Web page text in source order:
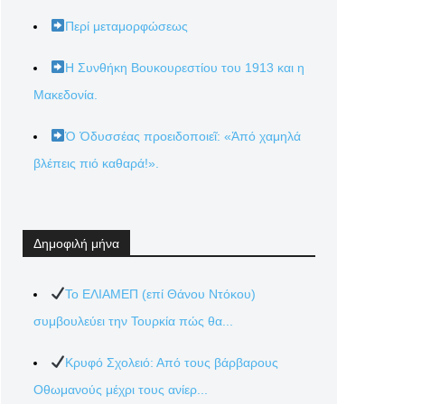
Περί μεταμορφώσεως
Η Συνθήκη Βουκουρεστίου του 1913 και η
Μακεδονία.
Ὁ Ὀδυσσέας προειδοποιεῖ: «Ἀπό χαμηλά
βλέπεις πιό καθαρά!».
Δημοφιλή μήνα
Το ΕΛΙΑΜΕΠ (επί Θάνου Ντόκου)
συμβουλεύει την Τουρκία πώς θα...
Κρυφό Σχολειό: Από τους βάρβαρους
Οθωμανούς μέχρι τους ανίερ...